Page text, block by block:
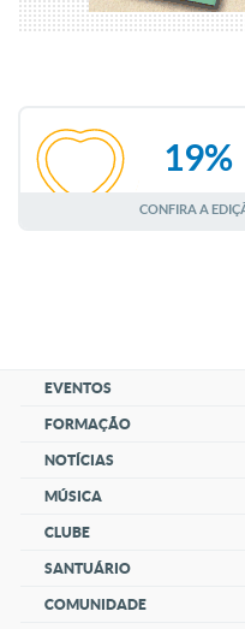
AGOSTO
19%
CONFIRA A
EVENTOS
FORMAÇÃO
NOTÍCIAS
MÚSICA
CLUBE
SANTUÁRIO
COMUNIDADE